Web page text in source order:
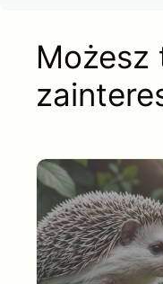
Możesz